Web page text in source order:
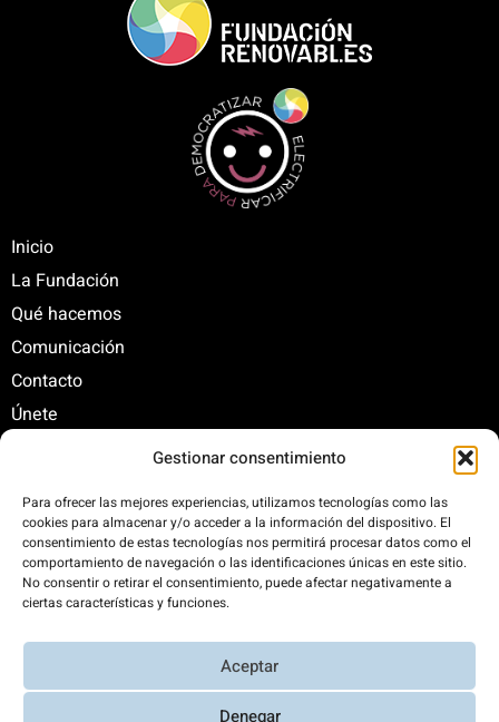
Gestionar consentimiento
Para ofrecer las mejores experiencias, utilizamos tecnologías como las
cookies para almacenar y/o acceder a la información del dispositivo. El
consentimiento de estas tecnologías nos permitirá procesar datos como el
comportamiento de navegación o las identificaciones únicas en este sitio.
No consentir o retirar el consentimiento, puede afectar negativamente a
ciertas características y funciones.
Aceptar
Denegar
Inicio
La Fundación
Qué hacemos
Comunicación
Contacto
Únete
C/ Santa Engracia, 108. 5º Interior. Izda. 28003
+34 625 47 42 11
fundacion@fundacionrenovables.org
comunicacion@fundacionrenovables.org
300%. Web 100% impulsada por energías
renovables.